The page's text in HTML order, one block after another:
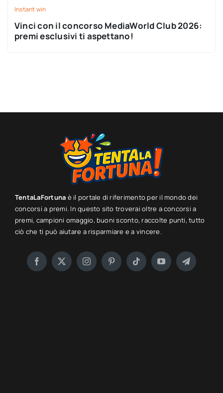
Instant win
Vinci con il concorso MediaWorld Club 2026:
premi esclusivi ti aspettano!
TentaLaFortuna è il portale di riferimento per il mondo dei
concorsi a premi. In questo sito troverai oltre a concorsi a
premi, campioni omaggio, buoni sconto, raccolte punti, tutto
ciò che ti può aiutare a risparmiare e a vincere.